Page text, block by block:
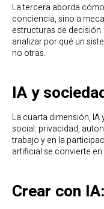
La tercera aborda
conciencia, sino a
estructuras de
analizar por qué un
no otras.
IA y
La cuarta dimensión,
social: privacidad,
trabajo y en la
artificial se convierte
Crear con